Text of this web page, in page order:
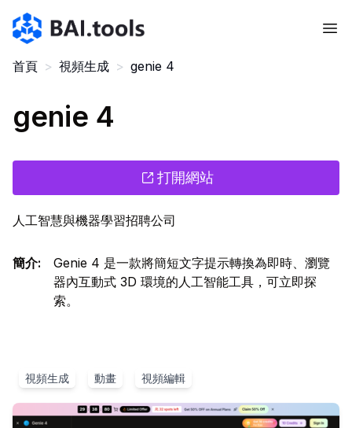
Bai.tools
首頁 > 視頻生成 > genie 4
genie 4
打開網站
人工智慧與機器學習招聘公司
簡介:
Genie 4 是一款將簡短文字提示轉換為即時、瀏覽
器內互動式 3D 環境的人工智能工具，可立即探
索。
視頻生成 動畫 視頻編輯